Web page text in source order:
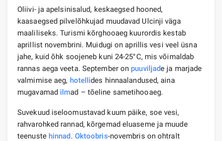
Oliivi- ja apelsinisalud, keskaegsed hooned,
kaasaegsed pilvelõhkujad muudavad Ulcinji väga
maaliliseks. Turismi kõrghooaeg kuurordis kestab
aprillist novembrini. Muidugi on aprillis vesi veel üsna
jahe, kuid õhk soojeneb kuni 24-25°C, mis võimaldab
rannas aega veeta. September on puuviljade ja marjade
valmimise aeg, hotellides hinnaalandused, aina
mugavamad ilmad – tõeline sametihooaeg.
Suvekuud iseloomustavad kuum päike, soe vesi,
rahvarohked rannad, kõrgemad eluaseme ja muude
teenuste hinnad. Oktoobris-novembris on ohtralt